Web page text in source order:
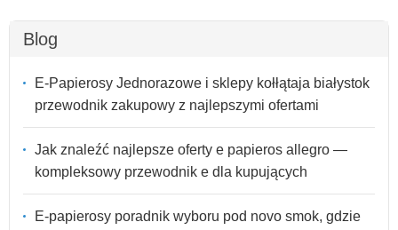
Blog
E-Papierosy Jednorazowe i sklepy kołłątaja białystok
przewodnik zakupowy z najlepszymi ofertami
Jak znaleźć najlepsze oferty e papieros allegro —
kompleksowy przewodnik e dla kupujących
E-papierosy poradnik wyboru pod novo smok, gdzie